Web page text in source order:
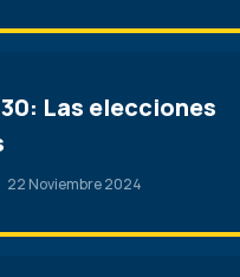
Las elecciones
22 Noviembre 2024